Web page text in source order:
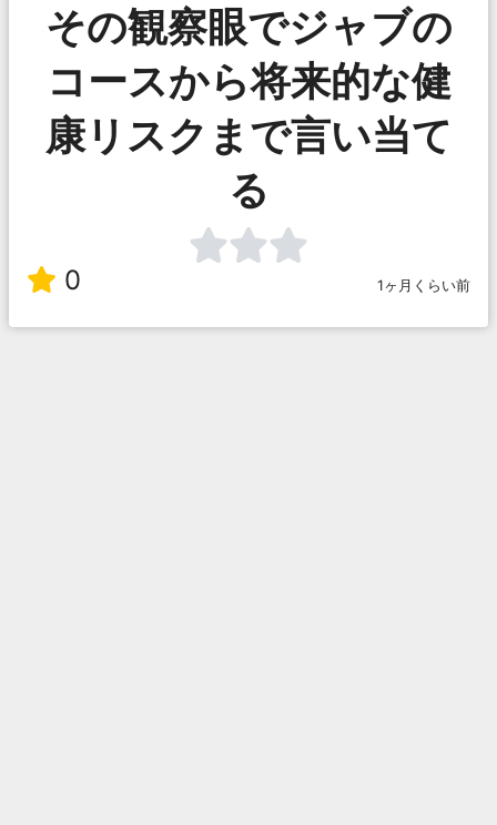
その観察眼でジャブの
コースから将来的な健
康リスクまで言い当て
る
0 1ヶ月くらい前